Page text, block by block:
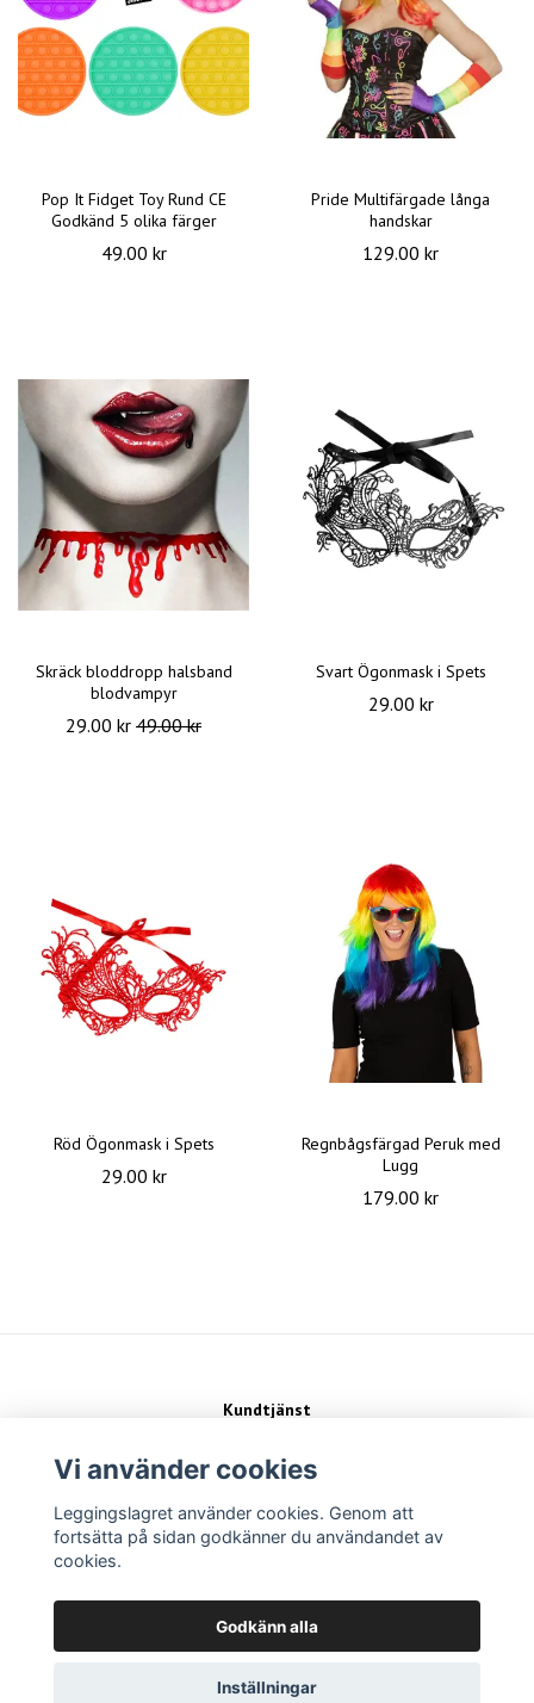
Pop It Fidget Toy Rund CE
Godkänd 5 olika färger
49.00 kr
Pride Multifärgade långa
handskar
129.00 kr
Skräck bloddropp halsband
blodvampyr
29.00 kr 49.00 kr
Svart Ögonmask i Spets
29.00 kr
Röd Ögonmask i Spets
29.00 kr
Regnbågsfärgad Peruk med
Lugg
179.00 kr
Kundtjänst
Köpvillkor
Sociala medier
Vi använder cookies
Leggingslagret använder cookies. Genom att
fortsätta på sidan godkänner du användandet av
cookies.
Godkänn alla
Inställningar